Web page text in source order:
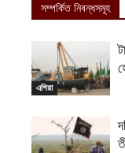
সম্পর্কিত নিবন্ধসমূহ
এশিয়া